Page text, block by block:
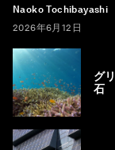
Naoko Tochibayashi
2026年6月12日
グ
石